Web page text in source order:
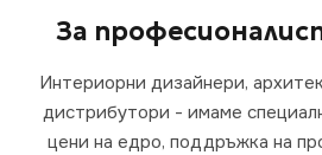
За
Интериорни дизайнери,
дистрибутори - имаме
цени на едро, поддръжка на